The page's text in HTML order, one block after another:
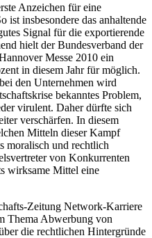
Anzeichen für eine
ist insbesondere das anhaltende
Signal für die exportierende
hielt der Bundesverband der
Messe 2010 ein
in diesem Jahr für möglich.
den Unternehmen wird
bekanntes Problem,
virulent. Daher dürfte sich
verschärfen. In diesem
Mitteln dieser Kampf
moralisch und rechtlich
von Konkurrenten
wirksame Mittel eine
Zeitung Network-Karriere
Thema Abwerbung von
die rechtlichen Hintergründe